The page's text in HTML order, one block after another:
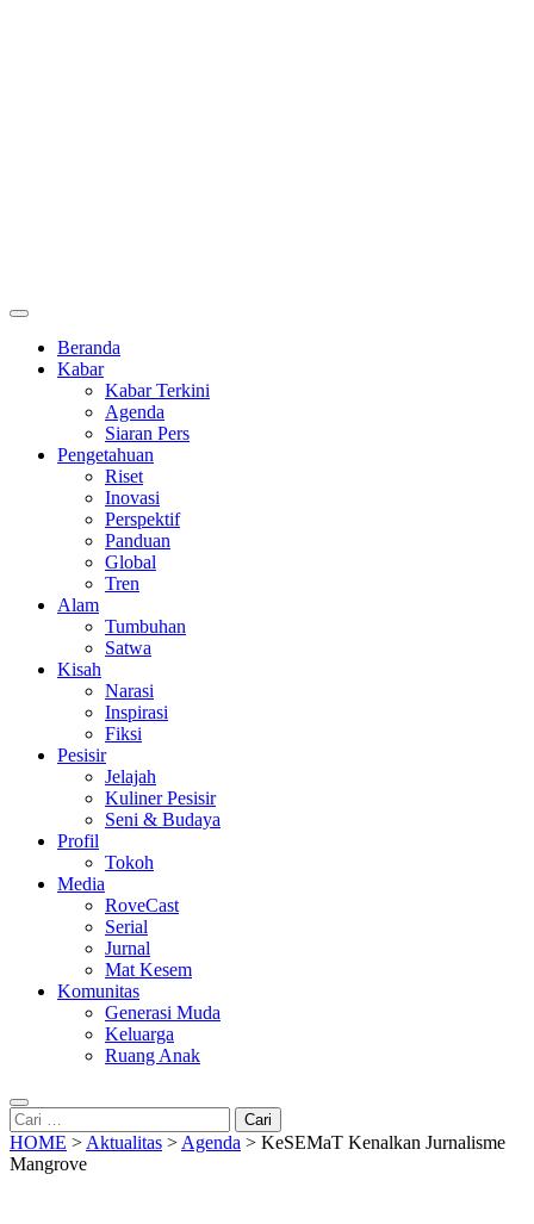
Beranda
Kabar
Kabar Terkini
Agenda
Siaran Pers
Pengetahuan
Riset
Inovasi
Perspektif
Panduan
Global
Tren
Alam
Tumbuhan
Satwa
Kisah
Narasi
Inspirasi
Fiksi
Pesisir
Jelajah
Kuliner Pesisir
Seni & Budaya
Profil
Tokoh
Media
RoveCast
Serial
Jurnal
Mat Kesem
Komunitas
Generasi Muda
Keluarga
Ruang Anak
Cari
untuk:
HOME > Aktualitas > Agenda > KeSEMaT Kenalkan Jurnalisme
Mangrove